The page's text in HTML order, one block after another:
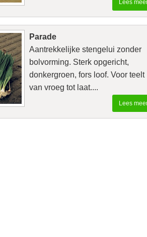
Lees
Parade
Aantrekkelijke stengelui zonder
bolvorming. Sterk opgericht,
donkergroen, fors loof. Voor teelt
van vroeg tot laat....
Lees